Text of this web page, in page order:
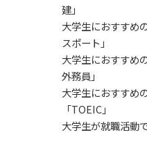
建」
大学生におすすめ
スポート」
大学生におすすめ
外務員」
大学生におすすめ
「TOEIC」
大学生が就職活動